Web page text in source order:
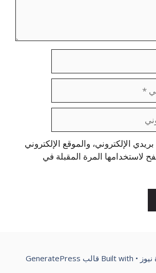
الإلكتروني، والموقع الإلكتروني
لاستخدامها المرة المقبلة في
• Built with قالب GeneratePress